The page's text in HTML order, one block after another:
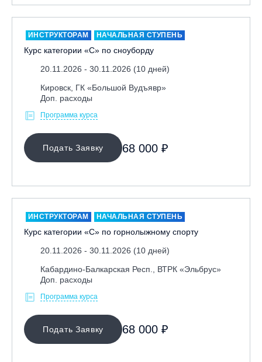
ИНСТРУКТОРАМ НАЧАЛЬНАЯ СТУПЕНЬ
Курс категории «С» по сноуборду
20.11.2026 - 30.11.2026 (10 дней)
Кировск, ГК «Большой Вудъявр»
Доп. расходы
Программа курса
Подать Заявку 68 000 ₽
ИНСТРУКТОРАМ НАЧАЛЬНАЯ СТУПЕНЬ
Курс категории «С» по горнолыжному спорту
20.11.2026 - 30.11.2026 (10 дней)
Кабардино-Балкарская Респ., ВТРК «Эльбрус»
Доп. расходы
Программа курса
Подать Заявку 68 000 ₽